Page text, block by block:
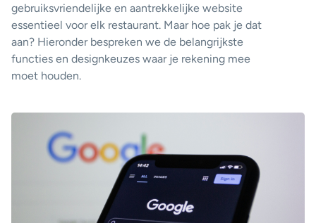
gebruiksvriendelijke en aantrekkelijke website
essentieel voor elk restaurant. Maar hoe pak je dat
aan? Hieronder bespreken we de belangrijkste
functies en designkeuzes waar je rekening mee
moet houden.